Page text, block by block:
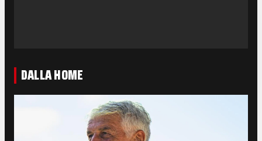
DALLA HOME